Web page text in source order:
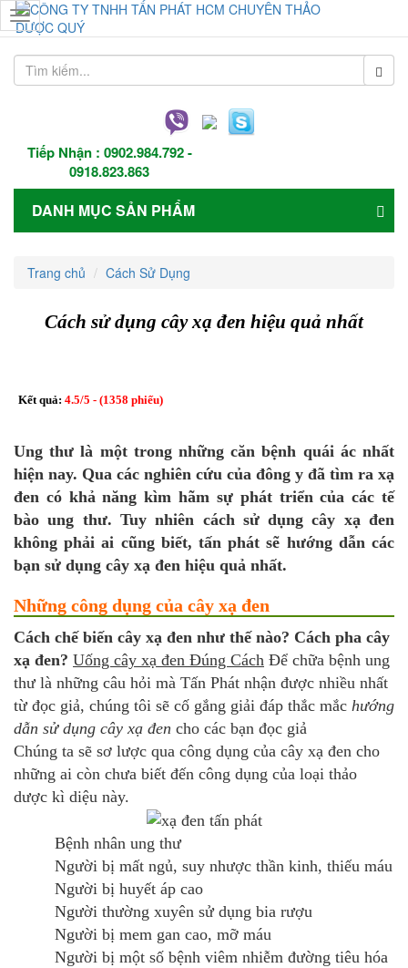
Tiếp Nhận : 0902.984.792-
0918.823.863
Toggle
navigation
DANH MỤC SẢN PHẨM
Trang chủ Cách Sử Dụng
Cách sử dụng cây xạ đen hiệu quả nhất
Kết quả: 4.5/5 - (1358 phiếu)
Ung thư là một trong những căn bệnh quái ác nhất
hiện nay. Qua các nghiên cứu của đông y đã tìm ra xạ
đen có khả năng kìm hãm sự phát triển của các tế
bào ung thư. Tuy nhiên cách sử dụng cây xạ đen
không phải ai cũng biết, tấn phát sẽ hướng dẫn các
bạn sử dụng cây xạ đen hiệu quả nhất.
Những công dụng của cây xạ đen
Cách chế biến cây xạ đen như thế nào? Cách pha cây
xạ đen? Uống cây xạ đen Đúng Cách Để chữa bệnh ung
thư là những câu hỏi mà Tấn Phát nhận được nhiều nhất
từ đọc giả, chúng tôi sẽ cố gắng giải đáp thắc mắc hướng
dẫn sử dụng cây xạ đen cho các bạn đọc giả
Chúng ta sẽ sơ lược qua công dụng của cây xạ đen cho
những ai còn chưa biết đến công dụng của loại thảo
dược kì diệu này.
Bệnh nhân ung thư
Người bị mất ngủ, suy nhược thần kinh, thiếu máu
Người bị huyết áp cao
Người thường xuyên sử dụng bia rượu
Người bị mem gan cao, mỡ máu
Người bị một số bệnh viêm nhiễm đường tiêu hóa